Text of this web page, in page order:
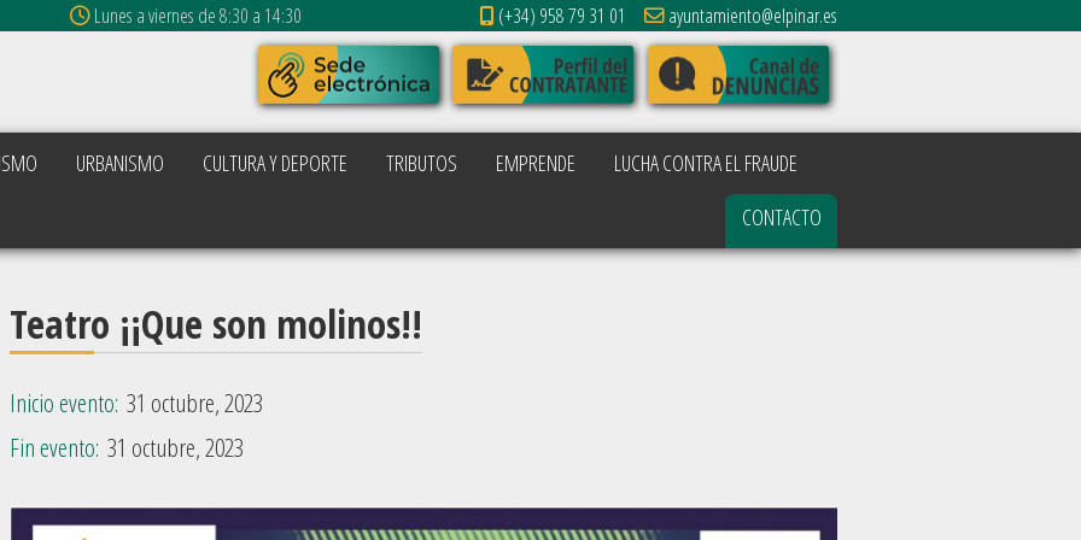
Lunes a viernes de 8:30 a 14:30 (+34) 958 79 31 01 ayuntamiento@elpinar.es
URBANISMO CULTURA Y DEPORTE TRIBUTOS EMPRENDE
LUCHA CONTRA EL FRAUDE
CONTACTO
Teatro ¡¡Que son molinos!!
Inicio evento: 31 octubre, 2023
Fin evento: 31 octubre, 2023